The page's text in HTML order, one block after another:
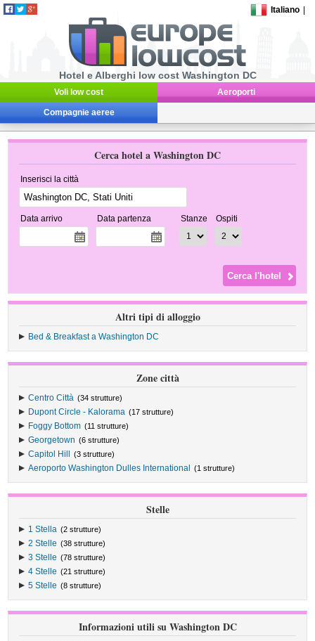
Italiano
Hotel e Alberghi low cost Washington DC
Voli low cost Aeroporti
Compagnie aeree
Cerca hotel a Washington DC
Inserisci la città
Data arrivo Data partenza Stanze Ospiti
Altri tipi di alloggio
Bed & Breakfast a Washington DC
Zone città
Centro Città (34 strutture)
Dupont Circle - Kalorama (17 strutture)
Foggy Bottom (11 strutture)
Georgetown (6 strutture)
Capitol Hill (3 strutture)
Aeroporto Washington Dulles International (1 strutture)
Stelle
1 Stella (2 strutture)
2 Stelle (38 strutture)
3 Stelle (78 strutture)
4 Stelle (21 strutture)
5 Stelle (8 strutture)
Informazioni utili su Washington DC